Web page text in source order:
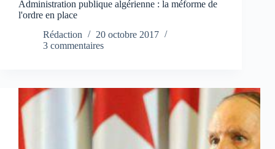
Administration publique algérienne : la méforme de
l'ordre en place
Rédaction
20 octobre 2017
3 commentaires